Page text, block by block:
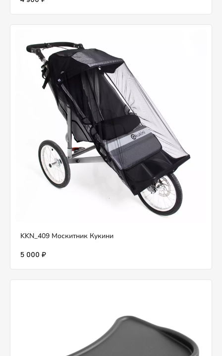
KKN_409 Москитник Кукини
5 000 ₽